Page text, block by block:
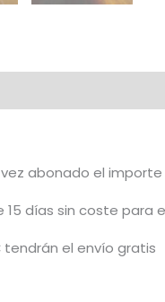
abonado el
15 días sin coste para
tendrán el envío gratis